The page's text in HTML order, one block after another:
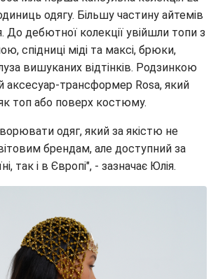
одягу. Більшу частину айтемів
До дебютної колекції увійшли топи з
спідниці міді та максі, брюки,
вишуканих відтінків. Родзинкою
аксесуар-трансформер Rosa, який
топ або поверх костюму.
одяг, який за якістю не
брендам, але доступний за
так і в Європі", - зазначає Юлія.